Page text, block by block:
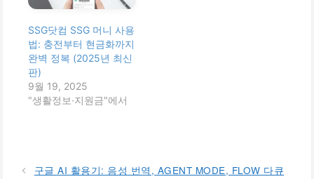
SSG닷컴 SSG 머니 사용
법: 충전부터 현금화까지
완벽 정복 (2025년 최신
판)
9월 19, 2025
"생활정보·지원금"에서
구글 AI 활용기: 음성 번역, AGENT MODE, FLOW 다큐